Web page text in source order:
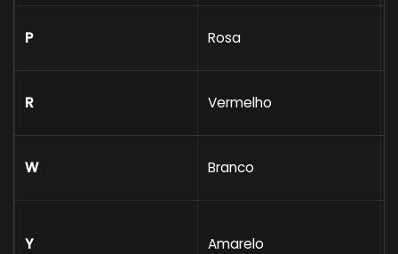
P Rosa
R Vermelho
W Branco
Y Amarelo